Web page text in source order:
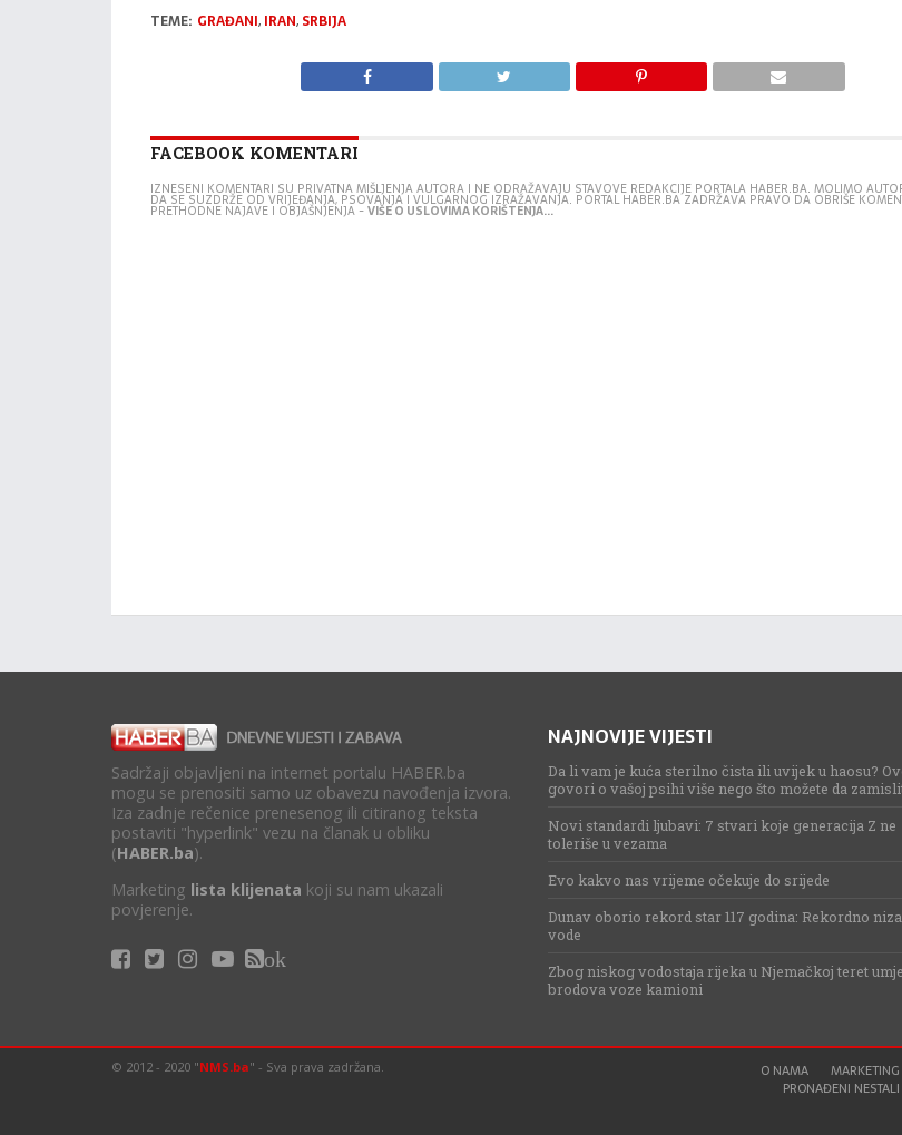
TEME: GRAĐANI, IRAN, SRBIJA
FACEBOOK KOMENTARI
IZNESENI KOMENTARI SU PRIVATNA MIŠLJENJA AUTORA I NE ODRAŽAVAJU STAVOVE REDAKCIJE PORTALA HABER.BA. MOLIMO
DA SE SUZDRŽE OD VRIJEĐANJA, PSOVANJA I VULGARNOG IZRAŽAVANJA. PORTAL HABER.BA ZADRŽAVA PRAVO DA OBRIŠE
PRETHODNE NAJAVE I OBJAŠNJENJA -VIŠE O USLOVIMA KORIŠTENJA...
Sadržaji objavljeni na internet portalu HABER.ba
mogu se prenositi samo uz obavezu navođenja izvora.
Iza zadnje rečenice prenesenog ili citiranog teksta
postaviti "hyperlink" vezu na članak u obliku
(HABER.ba).
Marketing lista klijenata koji su nam ukazali
povjerenje.
ok
NAJNOVIJE VIJESTI
Da li vam je kuća sterilno čista ili uvijek u haosu?
govori o vašoj psihi više nego što možete da
Novi standardi ljubavi: 7 stvari koje generacija Z ne
toleriše u vezama
Evo kakvo nas vrijeme očekuje do srijede
Dunav oborio rekord star 117 godina: Rekordno
vode
Zbog niskog vodostaja rijeka u Njemačkoj teret
brodova voze kamioni
O NAMA MARKETING
PRONAĐENI
© 2012 - 2020 "NMS.ba" - Sva prava zadržana.